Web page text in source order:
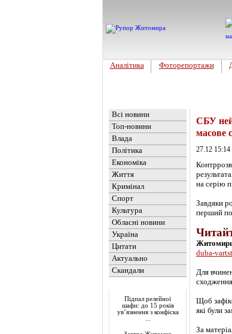
Аналітика Фоторепортажи
Всі новини
Топ-новини
Влада
Політика
Економіка
Життя
Кримінал
Спорт
Культура
Обласні новини
Україна
Цитати
Актуально
Скандали
Підпал релейної
шафи: до 15 років
ув’язнення з конфіска
СБУ
масове
27.12
на серію
Завдяки
перший
duba-
Для
Щоб
які були
За